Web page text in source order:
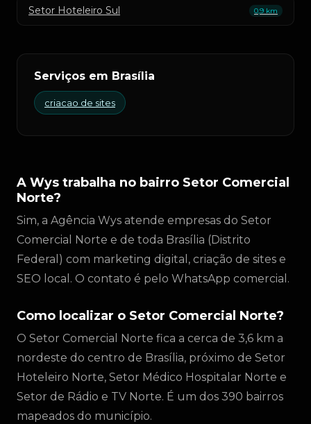
Setor Hoteleiro Sul 0,9 km
Serviços em Brasília
criacao de sites
A Wys trabalha no bairro Setor Comercial
Norte?
Sim, a Agência Wys atende empresas do Setor
Comercial Norte e de toda Brasília (Distrito
Federal) com marketing digital, criação de sites e
SEO local. O contato é pelo WhatsApp comercial.
Como localizar o Setor Comercial Norte?
O Setor Comercial Norte fica a cerca de 3,6 km a
nordeste do centro de Brasília, próximo de Setor
Hoteleiro Norte, Setor Médico Hospitalar Norte e
Setor de Rádio e TV Norte. É um dos 390 bairros
mapeados do município.